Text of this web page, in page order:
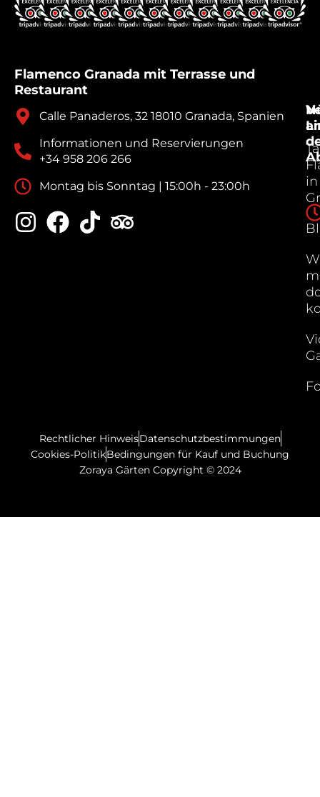
Flamenco Granada mit Terrasse und
Restaurant
Calle Panaderos, 32 18010 Granada, Spanien
Informationen und Reservierungen
+34 958 206 266
Montag bis Sonntag | 15:00h - 23:00h
in
Rechtlicher HinweisDatenschutzbestimmungen
Cookies-PolitikBedingungen für Kauf und Buchung
Zoraya Gärten Copyright © 2024